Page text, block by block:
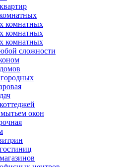
комнатных
комнатных
комнатных
сложности
окон